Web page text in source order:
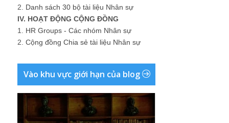
2. Danh sách 30 bộ tài liệu Nhân sự
IV. HOẠT ĐỘNG CỘNG ĐỒNG
1. HR Groups - Các nhóm Nhân sự
2. Cộng đồng Chia sẻ tài liệu Nhân sự
Vào khu vực giới hạn của blog